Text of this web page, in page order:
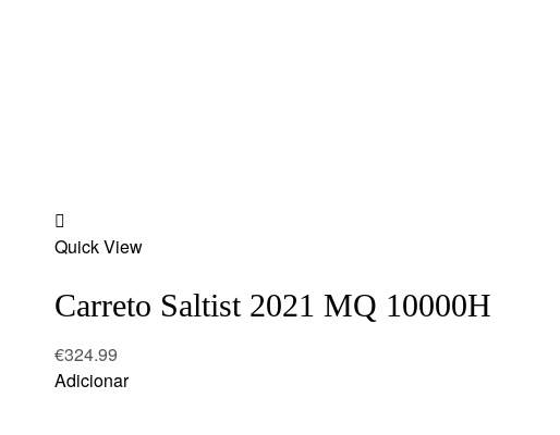
to
Quick View
Carreto Saltist 2021 MQ 10000H
€324.99
Adicionar